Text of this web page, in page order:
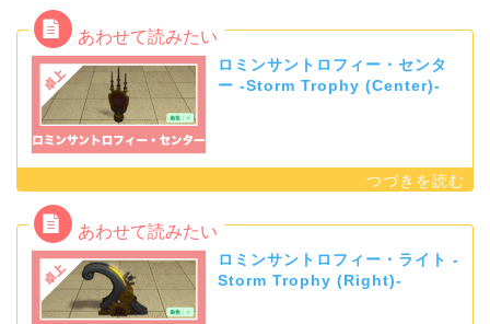
ロミンサントロフィー・センタ
ー -Storm Trophy (Center)-
ロミンサントロフィー・ライト -
Storm Trophy (Right)-